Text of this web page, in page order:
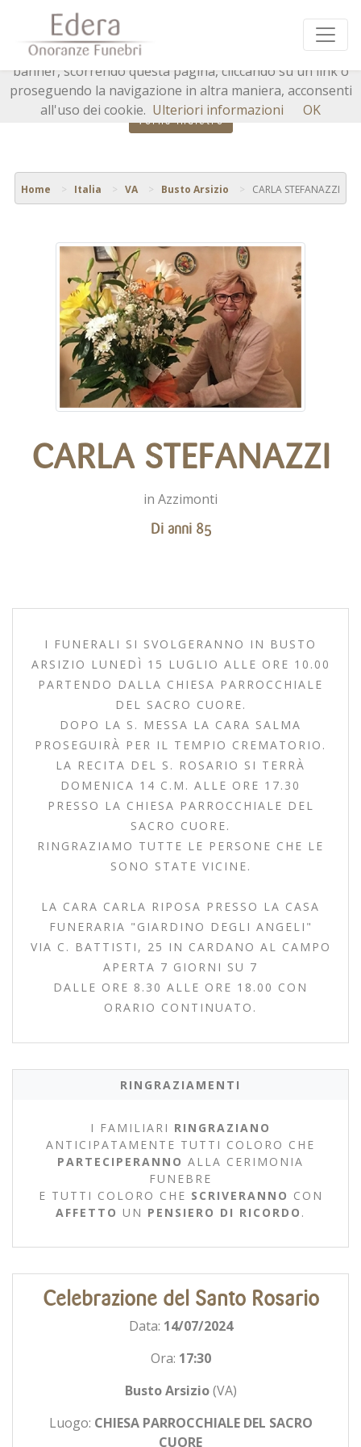
Torna indietro
Home Italia VA Busto Arsizio CARLA STEFANAZZI
CARLA STEFANAZZI
in Azzimonti
Di anni 85
I FUNERALI SI SVOLGERANNO IN BUSTO
ARSIZIO LUNEDÌ 15 LUGLIO ALLE ORE 10.00
PARTENDO DALLA CHIESA PARROCCHIALE
DEL SACRO CUORE.
DOPO LA S. MESSA LA CARA SALMA
PROSEGUIRÀ PER IL TEMPIO CREMATORIO.
LA RECITA DEL S. ROSARIO SI TERRÀ
DOMENICA 14 C.M. ALLE ORE 17.30
PRESSO LA CHIESA PARROCCHIALE DEL
SACRO CUORE.
RINGRAZIAMO TUTTE LE PERSONE CHE LE
SONO STATE VICINE.
LA CARA CARLA RIPOSA PRESSO LA CASA
FUNERARIA "GIARDINO DEGLI ANGELI"
VIA C. BATTISTI, 25 IN CARDANO AL CAMPO
APERTA 7 GIORNI SU 7
DALLE ORE 8.30 ALLE ORE 18.00 CON
ORARIO CONTINUATO.
RINGRAZIAMENTI
I FAMILIARI RINGRAZIANO
ANTICIPATAMENTE TUTTI COLORO CHE
PARTECIPERANNO ALLA CERIMONIA
FUNEBRE
E TUTTI COLORO CHE SCRIVERANNO CON
AFFETTO UN PENSIERO DI RICORDO .
Celebrazione del Santo Rosario
Data: 14/07/2024
Ora: 17:30
Busto Arsizio(VA)
Luogo: CHIESA PARROCCHIALE DEL SACRO
CUORE
Questo sito o gli strumenti terzi da questo utilizzati si
avvalgono di cookie necessari al funzionamento ed utili
alle finalità illustrate nella cookie policy. Chiudendo questo
banner, scorrendo questa pagina, cliccando su un link o
proseguendo la navigazione in altra maniera, acconsenti
all'uso dei cookie. Ulteriori informazioni OK